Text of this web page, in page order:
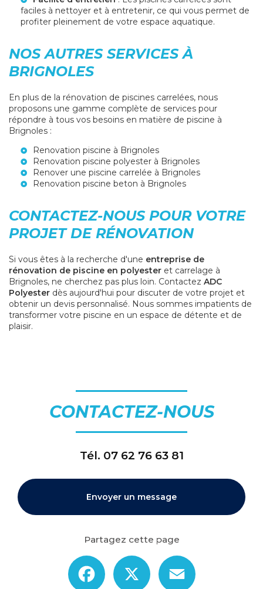
faciles à nettoyer et à entretenir, ce qui vous permet de
profiter pleinement de votre espace aquatique.
NOS AUTRES SERVICES À
BRIGNOLES
En plus de la rénovation de piscines carrelées, nous
proposons une gamme complète de services pour
répondre à tous vos besoins en matière de piscine à
Brignoles :
Renovation piscine à Brignoles
Renovation piscine polyester à Brignoles
Renover une piscine carrelée à Brignoles
Renovation piscine beton à Brignoles
CONTACTEZ-NOUS POUR VOTRE
PROJET DE RÉNOVATION
Si vous êtes à la recherche d'une entreprise de
rénovation de piscine en polyester et carrelage à
Brignoles, ne cherchez pas plus loin. Contactez ADC
Polyester dès aujourd'hui pour discuter de votre projet et
obtenir un devis personnalisé. Nous sommes impatients de
transformer votre piscine en un espace de détente et de
plaisir.
CONTACTEZ-NOUS
Tél. 07 62 76 63 81
Envoyer un message
Partagez cette page
Facebook